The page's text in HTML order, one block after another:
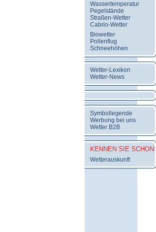
Wassertemperatur
Pegelstände
Straßen-Wetter
Cabrio-Wetter
Biowetter
Pollenflug
Schneehöhen
Wetter-Lexikon
Wetter-News
Symbollegende
Werbung bei uns
Wetter B2B
KENNEN SIE SCHON:
Wetterauskunft